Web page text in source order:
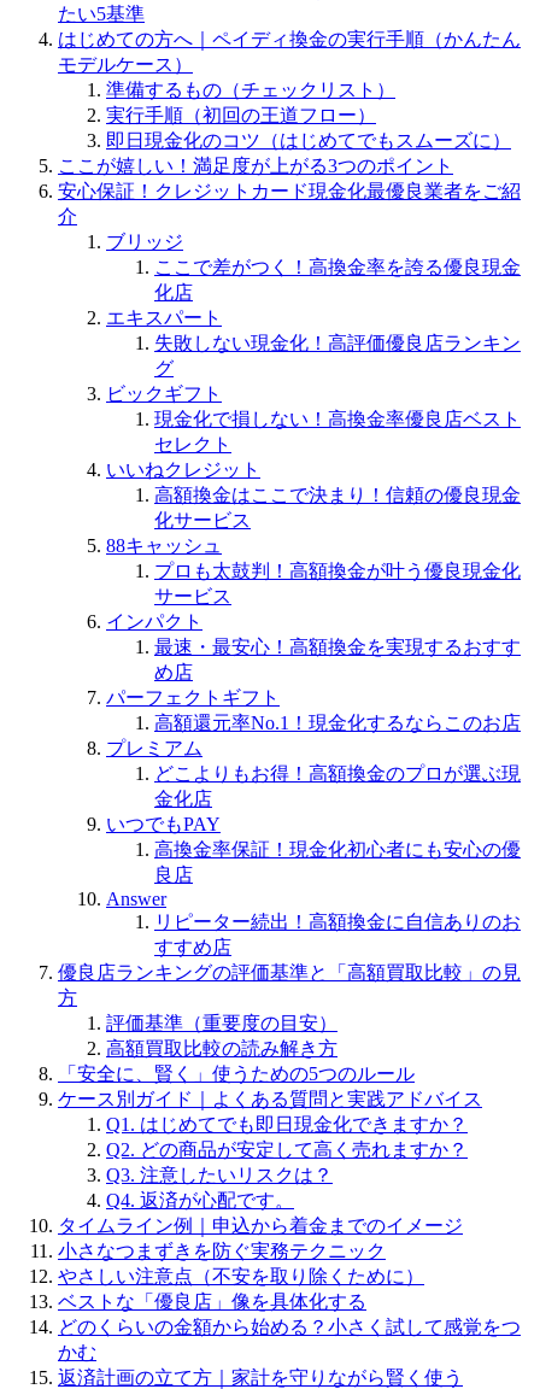
たい5基準
はじめての方へ｜ペイディ換金の実行手順（かんたん
モデルケース）
準備するもの（チェックリスト）
実行手順（初回の王道フロー）
即日現金化のコツ（はじめてでもスムーズに）
ここが嬉しい！満足度が上がる3つのポイント
安心保証！クレジットカード現金化最優良業者をご紹
介
ブリッジ
ここで差がつく！高換金率を誇る優良現金
化店
エキスパート
失敗しない現金化！高評価優良店ランキン
グ
ビックギフト
現金化で損しない！高換金率優良店ベスト
セレクト
いいねクレジット
高額換金はここで決まり！信頼の優良現金
化サービス
88キャッシュ
プロも太鼓判！高額換金が叶う優良現金化
サービス
インパクト
最速・最安心！高額換金を実現するおすす
め店
パーフェクトギフト
高額還元率No.1！現金化するならこのお店
プレミアム
どこよりもお得！高額換金のプロが選ぶ現
金化店
いつでもPAY
高換金率保証！現金化初心者にも安心の優
良店
Answer
リピーター続出！高額換金に自信ありのお
すすめ店
優良店ランキングの評価基準と「高額買取比較」の見
方
評価基準（重要度の目安）
高額買取比較の読み解き方
「安全に、賢く」使うための5つのルール
ケース別ガイド｜よくある質問と実践アドバイス
Q1. はじめてでも即日現金化できますか？
Q2. どの商品が安定して高く売れますか？
Q3. 注意したいリスクは？
Q4. 返済が心配です。
タイムライン例｜申込から着金までのイメージ
小さなつまずきを防ぐ実務テクニック
やさしい注意点（不安を取り除くために）
ベストな「優良店」像を具体化する
どのくらいの金額から始める？小さく試して感覚をつ
かむ
返済計画の立て方｜家計を守りながら賢く使う